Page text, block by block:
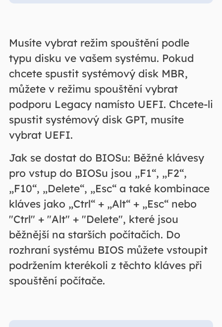
Musíte vybrat režim spouštění podle
typu disku ve vašem systému. Pokud
chcete spustit systémový disk MBR,
můžete v režimu spouštění vybrat
podporu Legacy namísto UEFI. Chcete-li
spustit systémový disk GPT, musíte
vybrat UEFI.
Jak se dostat do BIOSu: Běžné klávesy
pro vstup do BIOSu jsou „F1“, „F2“,
„F10“, „Delete“, „Esc“ a také kombinace
kláves jako „Ctrl“ + „Alt“ + „Esc“ nebo
"Ctrl" + "Alt" + "Delete", které jsou
běžnější na starších počítačích. Do
rozhraní systému BIOS můžete vstoupit
podržením kterékoli z těchto kláves při
spouštění počítače.